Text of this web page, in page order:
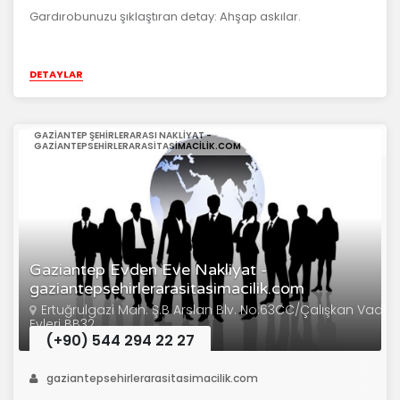
Gardırobunuzu şıklaştıran detay: Ahşap askılar.
DETAYLAR
Gaziantep Evden Eve Nakliyat -
gaziantepsehirlerarasitasimacilik.com
GAZIANTEP ŞEHIRLERARASI NAKLIYAT -
GAZIANTEPSEHIRLERARASITASIMACILIK.COM
Ertuğrulgazi Mah. Ş.B Arslan Blv. No:63CC/Çalışkan Vadi
Evleri BB32
(+90) 544 294 22 27
gaziantepsehirlerarasitasimacilik.com